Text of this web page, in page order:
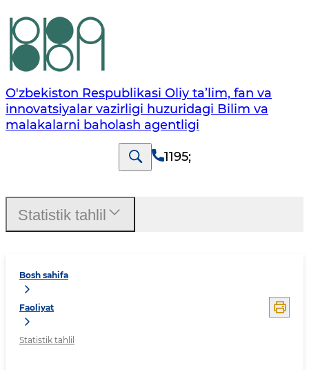
O'zbekiston Respublikasi Oliy ta’lim, fan va
innovatsiyalar vazirligi huzuridagi Bilim va
malakalarni baholash agentligi
1195;
Bosh sahifa
Faoliyat
Statistik tahlil
Statistik tahlil